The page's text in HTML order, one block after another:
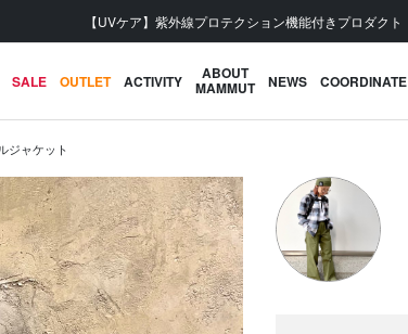
【UVケア】紫外線プロテクション機能付きプロダクト
SALE OUTLET ACTIVITY ABOUT
MAMMUT NEWS COORDINATE
ジャケット